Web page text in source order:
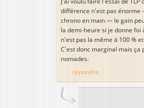
différence n'est pas énorme
chrono en main — le gain
la demi-heure si je donne
n'est pas la même à 100 %
C'est donc marginal mais ça
nomades.
répondre